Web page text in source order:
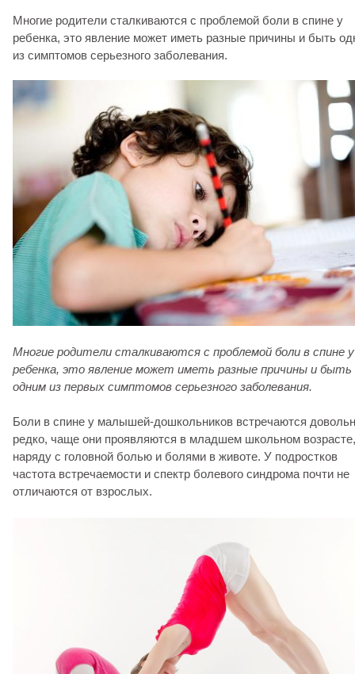
Многие родители сталкиваются с проблемой боли в спине у
ребенка, это явление может иметь разные причины и быть
из симптомов серьезного заболевания.
Многие родители сталкиваются с проблемой боли в спине у
ребенка, это явление может иметь разные причины и быть
одним из первых симптомов серьезного заболевания.
Боли в спине у малышей-дошкольников встречаются
редко, чаще они проявляются в младшем школьном возрасте,
наряду с головной болью и болями в животе. У подростков
частота встречаемости и спектр болевого синдрома почти не
отличаются от взрослых.